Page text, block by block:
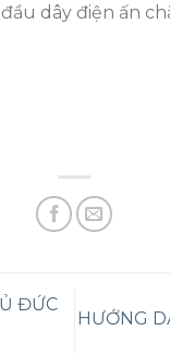
dây điện ấn
ĐỨC
HƯỚNG